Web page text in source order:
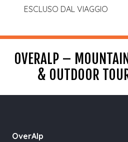
ESCLUSO DAL VIAGGIO
OVERALP –
& OUTDOOR
OverAlp